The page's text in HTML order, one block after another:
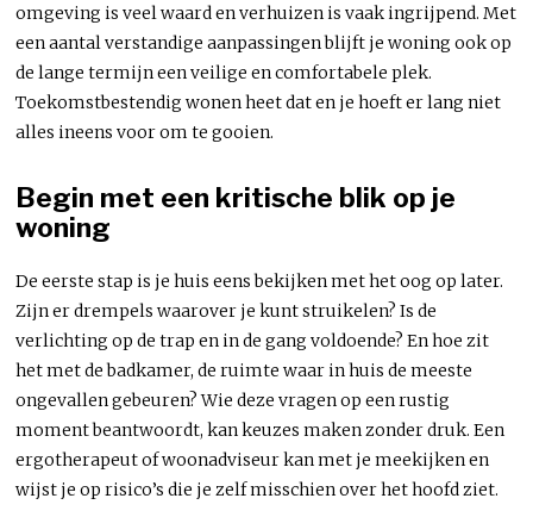
omgeving is veel waard en verhuizen is vaak ingrijpend. Met
een aantal verstandige aanpassingen blijft je woning ook op
de lange termijn een veilige en comfortabele plek.
Toekomstbestendig wonen heet dat en je hoeft er lang niet
alles ineens voor om te gooien.
Begin met een kritische blik op je
woning
De eerste stap is je huis eens bekijken met het oog op later.
Zijn er drempels waarover je kunt struikelen? Is de
verlichting op de trap en in de gang voldoende? En hoe zit
het met de badkamer, de ruimte waar in huis de meeste
ongevallen gebeuren? Wie deze vragen op een rustig
moment beantwoordt, kan keuzes maken zonder druk. Een
ergotherapeut of woonadviseur kan met je meekijken en
wijst je op risico’s die je zelf misschien over het hoofd ziet.